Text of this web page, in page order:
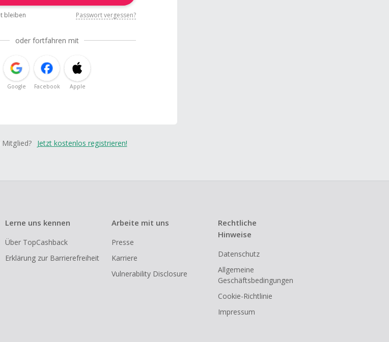
bleiben Passwort vergessen?
oder fortfahren mit
Google Facebook Apple
Jetzt kostenlos registrieren!
Lerne uns kennen
Über TopCashback
Erklärung zur Barrierefreiheit
Arbeite mit uns
Presse
Karriere
Vulnerability Disclosure
Rechtliche
Hinweise
Datenschutz
Allgemeine
Geschäftsbedingungen
Cookie-Richtlinie
Impressum